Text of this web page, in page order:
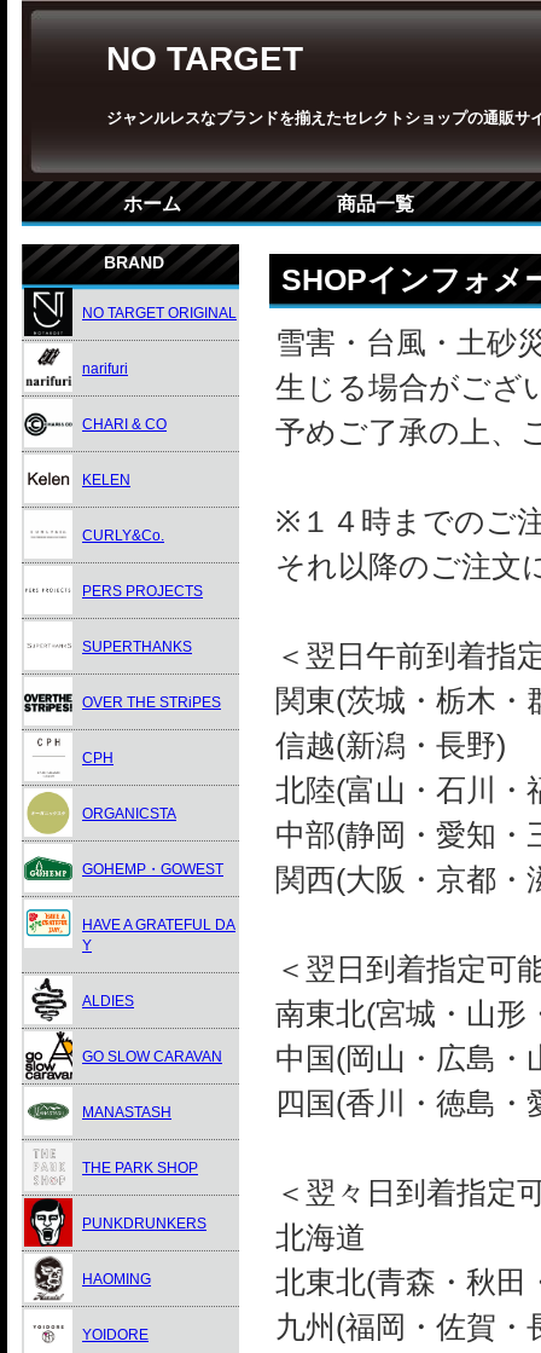
NO TARGET
ジャンルレスなブランドを揃えたセレクトショップの通販サ
ホーム 商品一覧
SHOPインフォメ
雪害・台風・土砂
生じる場合がござ
予めご了承の上、
※１４時までのご
それ以降のご注文
＜翌日午前到着指
関東(茨城・栃木・
信越(新潟・長野)
北陸(富山・石川・
中部(静岡・愛知・
関西(大阪・京都・
＜翌日到着指定可
南東北(宮城・山形
中国(岡山・広島・
四国(香川・徳島・
＜翌々日到着指定
北海道
北東北(青森・秋田
九州(福岡・佐賀・
BRAND
NO TARGET ORIGINAL
narifuri
CHARI & CO
KELEN
CURLY&Co.
PERS PROJECTS
SUPERTHANKS
OVER THE STRiPES
CPH
ORGANICSTA
GOHEMP・GOWEST
HAVE A GRATEFUL DA
Y
ALDIES
GO SLOW CARAVAN
MANASTASH
THE PARK SHOP
PUNKDRUNKERS
HAOMING
YOIDORE